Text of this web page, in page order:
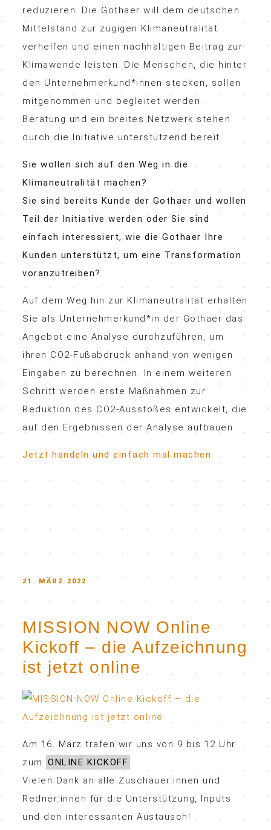
reduzieren. Die Gothaer will dem deutschen
Mittelstand zur zügigen Klimaneutralität
verhelfen und einen nachhaltigen Beitrag zur
Klimawende leisten. Die Menschen, die hinter
den Unternehmerkund*innen stecken, sollen
mitgenommen und begleitet werden.
Beratung und ein breites Netzwerk stehen
durch die Initiative unterstützend bereit.
Sie wollen sich auf den Weg in die
Klimaneutralität machen?
Sie sind bereits Kunde der Gothaer und wollen
Teil der Initiative werden oder Sie sind
einfach interessiert, wie die Gothaer Ihre
Kunden unterstützt, um eine Transformation
voranzutreiben?
Auf dem Weg hin zur Klimaneutralität erhalten
Sie als Unternehmerkund*in der Gothaer das
Angebot eine Analyse durchzuführen, um
ihren CO2-Fußabdruck anhand von wenigen
Eingaben zu berechnen. In einem weiteren
Schritt werden erste Maßnahmen zur
Reduktion des CO2-Ausstoßes entwickelt, die
auf den Ergebnissen der Analyse aufbauen.
Jetzt handeln und einfach mal machen
POSTED
21. MÄRZ 2022
MISSION NOW Online
Kickoff – die Aufzeichnung
ist jetzt online
Am 16. März trafen wir uns von 9 bis 12 Uhr
zum
ONLINE KICKOFF .
Vielen Dank an alle Zuschauer:innen und
Redner:innen für die Unterstützung, Inputs
und den interessanten Austausch!